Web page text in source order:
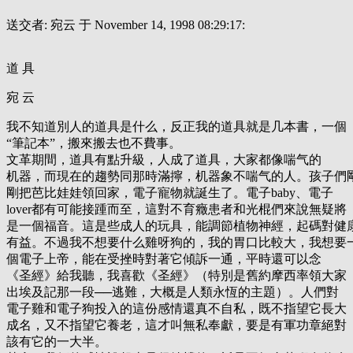
送交者: 宛云 于 November 14, 1998 08:29:17:
道 具
宛 云
我不知道別人的道具是什么，反正我的道具就是几本書，一個
“筆記本”，搬來搬去也不費事。
文革期間，道具有點升級，人成了道具，大家都像喘气的
机器，而現在的趨勢同那時滿擰，机器象不喘气的人。孩子們
剛把芭比娃娃領回家，電子寵物就誕生了。電子baby、電子
lover都有可能接踵而至，這對不育癥患者和光棍們來說無疑將
是一個福音。這是些成人的玩具，能調節植物神經，起碼對健
有益。不過我不想要什么雞呀狗的，我的胃口比較大，我想要
個電子上帝，能在受挫時對著它傾訴一通，平時還可以念
《圣經》給我聽，我喜歡《圣經》（特別是舊約摩西率領大家
出埃及記那一段──逃難，大概是人類永恆的主題）。人們對
電子雞和電子狗投入的這份感情還真不自私，既不指望它長大
成名，又不指望它養老，這才叫無私奉獻，要是有軍功章絕對
該有它的一大半。